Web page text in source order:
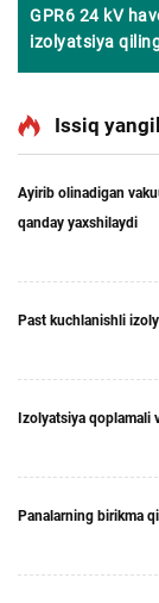
GPR6 24 kV
izolyatsiya
Issiq
Ayirib olinadigan
qanday yaxshilaydi
Past kuchlanishli
Izolyatsiya
Panalarning birikma